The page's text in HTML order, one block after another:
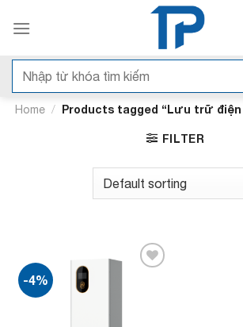
qua
dungSearch
Home / Products tagged “Lưu trữ
FILTER
-4%